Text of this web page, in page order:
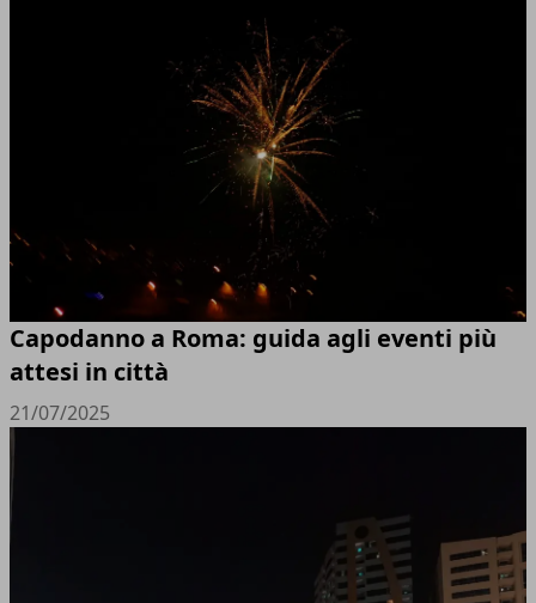
Capodanno a Roma: guida agli eventi più
attesi in città
21/07/2025